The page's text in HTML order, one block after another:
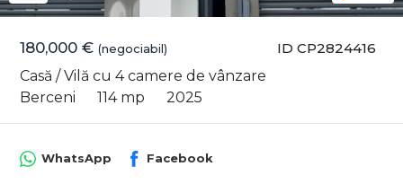
ID CP2824416
180,000 € (negociabil)
Casă / Vilă cu 4 camere de vânzare
Berceni
114 mp 2025
WhatsApp Facebook